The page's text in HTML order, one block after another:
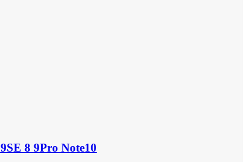
8 9Pro Note10